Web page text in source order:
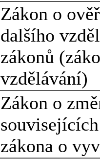
Zákon o
dalšího
zákonů
vzdělávání)
Zákon o
zákona o